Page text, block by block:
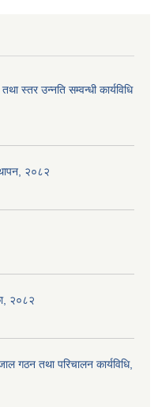
स्तर उन्नति सम्वन्धी कार्यविधि
२०८२
२०८२
गठन तथा परिचालन कार्यविधि,